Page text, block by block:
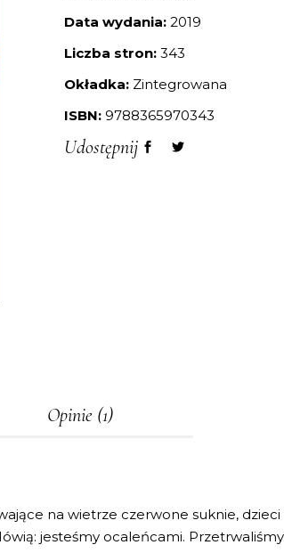
Data wydania: 2019
Liczba stron: 343
Okładka: Zintegrowana
ISBN: 9788365970343
Udostępnij
Opinie (1)
na wietrze czerwone suknie,
jesteśmy ocaleńcami. Przetrwaliśmy.